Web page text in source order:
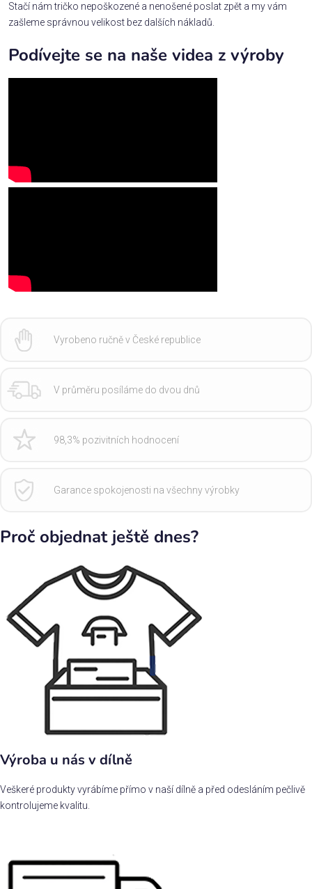
Stačí nám tričko nepoškozené a nenošené poslat zpět a my vám
zašleme správnou velikost bez dalších nákladů.
Podívejte se na naše videa z výroby
Vyrobeno ručně v České republice
V průměru posíláme do dvou dnů
98,3% pozivitních hodnocení
Garance spokojenosti na všechny výrobky
Proč objednat ještě dnes?
Výroba u nás v dílně
Veškeré produkty vyrábíme přímo v naší dílně a před odesláním pečlivě
kontrolujeme kvalitu.